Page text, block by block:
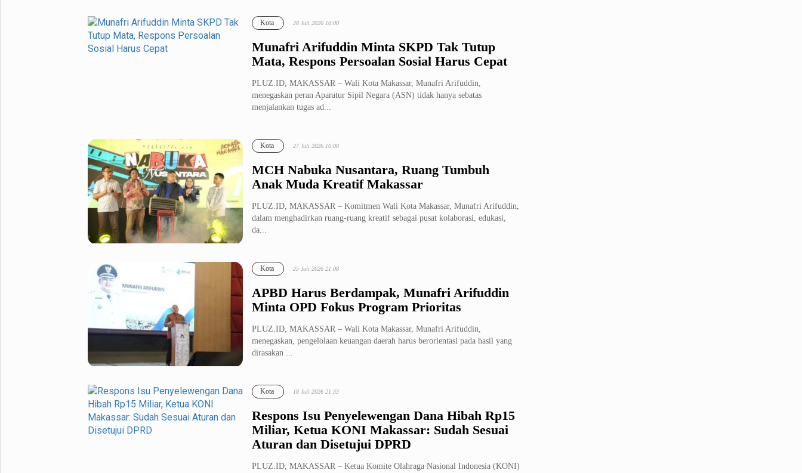
Munafri Arifuddin Minta SKPD Tak Tutup
Mata, Respons Persoalan Sosial Harus Cepat
Kota 28 Juli 2026 10:00
PLUZ.ID, MAKASSAR – Wali Kota Makassar, Munafri Arifuddin,
menegaskan peran Aparatur Sipil Negara (ASN) tidak hanya sebatas
menjalankan tugas ad...
MCH Nabuka Nusantara, Ruang Tumbuh
Anak Muda Kreatif Makassar
Kota 27 Juli 2026 10:00
PLUZ.ID, MAKASSAR – Komitmen Wali Kota Makassar, Munafri Arifuddin,
dalam menghadirkan ruang-ruang kreatif sebagai pusat kolaborasi, edukasi,
da...
APBD Harus Berdampak, Munafri Arifuddin
Minta OPD Fokus Program Prioritas
Kota 25 Juli 2026 21:08
PLUZ.ID, MAKASSAR – Wali Kota Makassar, Munafri Arifuddin,
menegaskan, pengelolaan keuangan daerah harus berorientasi pada hasil yang
dirasakan ...
Respons Isu Penyelewengan Dana Hibah Rp15
Miliar, Ketua KONI Makassar: Sudah Sesuai
Aturan dan Disetujui DPRD
Kota 18 Juli 2026 21:33
PLUZ.ID, MAKASSAR – Ketua Komite Olahraga Nasional Indonesia (KONI)